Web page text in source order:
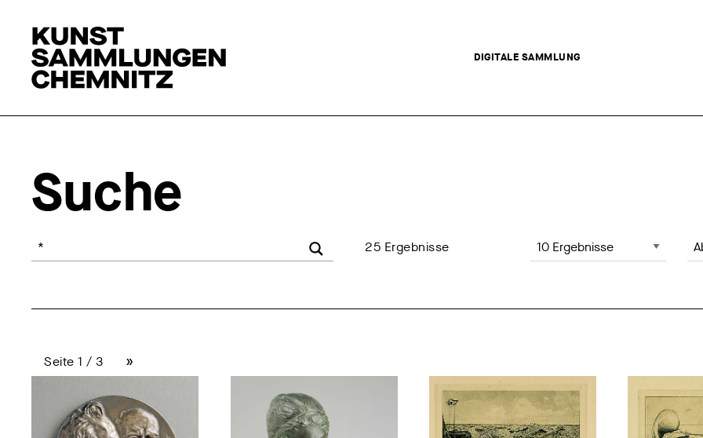
DIGITALE SAMMLUNG
Suche
25 Ergebnisse Anzahl der Ergebnisse,
Seite 1 / 3 »